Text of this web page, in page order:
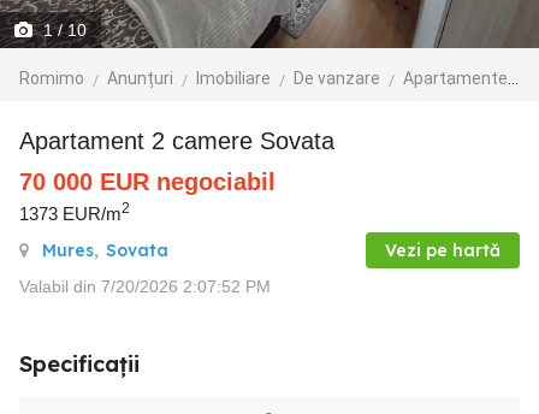
1/ 10
Romimo Anunțuri Imobiliare De vanzare Apartamente de vanzare
Apartament 2 camere Sovata
70 000 EUR negociabil
1373 EUR/m2
Mures, Sovata Vezi pe hartă
Valabil din 7/20/2026 2:07:52 PM
Specificații